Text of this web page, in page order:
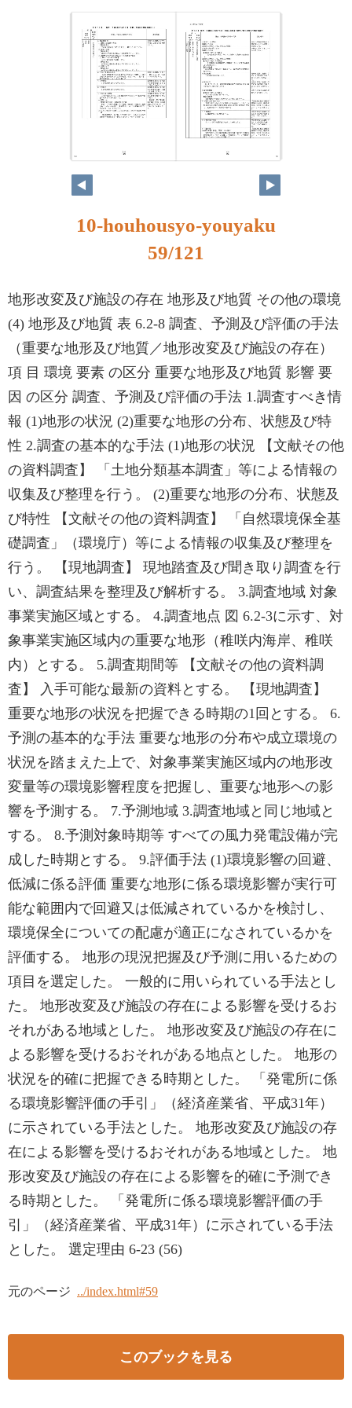
58 59
10-houhousyo-youyaku
59/121
地形改変及び施設の存在 地形及び地質 その他の環境
(4) 地形及び地質 表 6.2-8 調査、予測及び評価の手法
（重要な地形及び地質／地形改変及び施設の存在）
項 目 環境 要素 の区分 重要な地形及び地質 影響 要
因 の区分 調査、予測及び評価の手法 1.調査すべき情
報 (1)地形の状況 (2)重要な地形の分布、状態及び特
性 2.調査の基本的な手法 (1)地形の状況 【文献その他
の資料調査】 「土地分類基本調査」等による情報の
収集及び整理を行う。 (2)重要な地形の分布、状態及
び特性 【文献その他の資料調査】 「自然環境保全基
礎調査」（環境庁）等による情報の収集及び整理を
行う。 【現地調査】 現地踏査及び聞き取り調査を行
い、調査結果を整理及び解析する。 3.調査地域 対象
事業実施区域とする。 4.調査地点 図 6.2-3に示す、対
象事業実施区域内の重要な地形（稚咲内海岸、稚咲
内）とする。 5.調査期間等 【文献その他の資料調
査】 入手可能な最新の資料とする。 【現地調査】
重要な地形の状況を把握できる時期の1回とする。 6.
予測の基本的な手法 重要な地形の分布や成立環境の
状況を踏まえた上で、対象事業実施区域内の地形改
変量等の環境影響程度を把握し、重要な地形への影
響を予測する。 7.予測地域 3.調査地域と同じ地域と
する。 8.予測対象時期等 すべての風力発電設備が完
成した時期とする。 9.評価手法 (1)環境影響の回避、
低減に係る評価 重要な地形に係る環境影響が実行可
能な範囲内で回避又は低減されているかを検討し、
環境保全についての配慮が適正になされているかを
評価する。 地形の現況把握及び予測に用いるための
項目を選定した。 一般的に用いられている手法とし
た。 地形改変及び施設の存在による影響を受けるお
それがある地域とした。 地形改変及び施設の存在に
よる影響を受けるおそれがある地点とした。 地形の
状況を的確に把握できる時期とした。 「発電所に係
る環境影響評価の手引」（経済産業省、平成31年）
に示されている手法とした。 地形改変及び施設の存
在による影響を受けるおそれがある地域とした。 地
形改変及び施設の存在による影響を的確に予測でき
る時期とした。 「発電所に係る環境影響評価の手
引」（経済産業省、平成31年）に示されている手法
とした。 選定理由 6-23 (56)
元のページ ../index.html#59
このブックを見る